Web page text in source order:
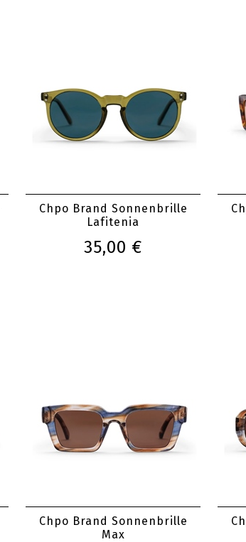
Chpo Brand Sonnenbrille
Lafitenia
35,00 €
Chpo Brand Sonnenbrille
Max